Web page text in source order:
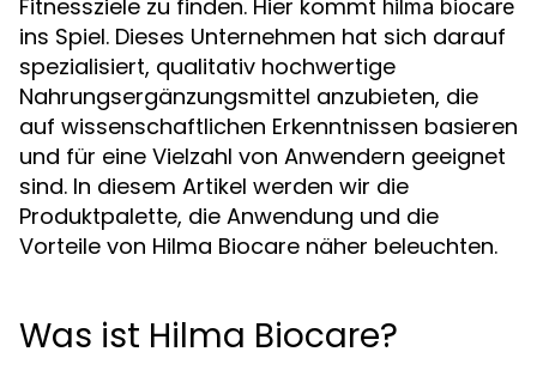
Fitnessziele zu finden. Hier kommt hilma biocare
ins Spiel. Dieses Unternehmen hat sich darauf
spezialisiert, qualitativ hochwertige
Nahrungsergänzungsmittel anzubieten, die
auf wissenschaftlichen Erkenntnissen basieren
und für eine Vielzahl von Anwendern geeignet
sind. In diesem Artikel werden wir die
Produktpalette, die Anwendung und die
Vorteile von Hilma Biocare näher beleuchten.
Was ist Hilma Biocare?